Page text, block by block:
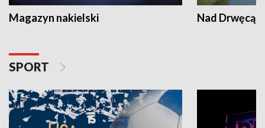
Magazyn nakielski Nad Drwęcą
SPORT